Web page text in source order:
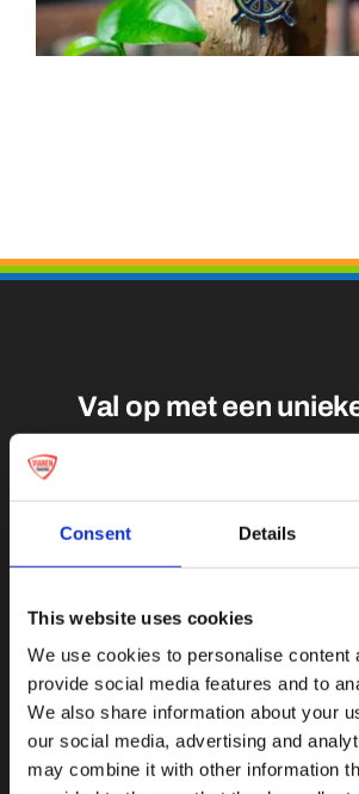
Consent Details
This website uses cookies
We use cookies to personalise content
provide social media features and to
We also share information about your
our social media, advertising and
may combine it with other information
Medailles
Val op met een